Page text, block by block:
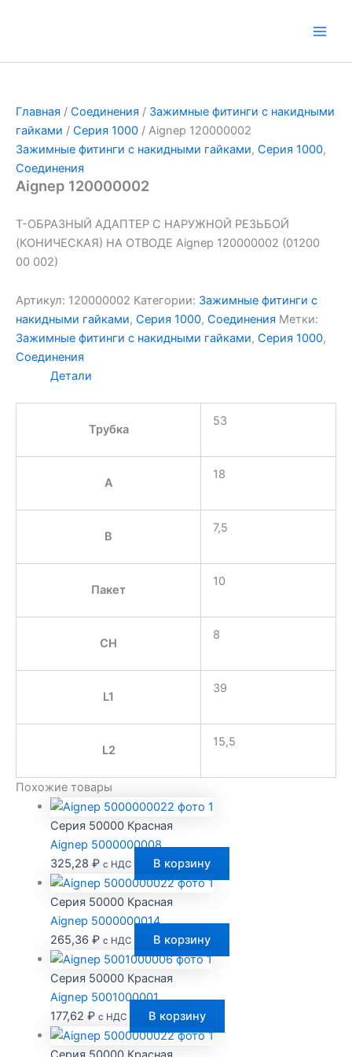
Главная / Соединения / Зажимные фитинги с накидными
гайками / Серия 1000 / Aignep 120000002
Зажимные фитинги с накидными гайками, Серия 1000,
Соединения
Aignep 120000002
Т-ОБРАЗНЫЙ АДАПТЕР С НАРУЖНОЙ РЕЗЬБОЙ
(КОНИЧЕСКАЯ) НА ОТВОДЕ Aignep 120000002 (01200
00 002)
Артикул: 120000002 Категории: Зажимные фитинги с
накидными гайками, Серия 1000, Соединения Метки:
Зажимные фитинги с накидными гайками, Серия 1000,
Соединения
Детали
Трубка
53
A
18
B
7,5
Пакет
10
CH
8
L1
39
L2
15,5
Похожие товары
Серия 50000 Красная
Aignep 5000000008
325,28 ₽ с НДС В корзину
Серия 50000 Красная
Aignep 5000000014
265,36 ₽ с НДС В корзину
Серия 50000 Красная
Aignep 5001000001
177,62 ₽ с НДС В корзину